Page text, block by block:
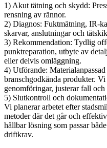
1) Akut tätning och skydd:
rensning av rännor.
2) Diagnos: Fuktmätning, IR-
skarvar, anslutningar och
3) Rekommendation: Tydlig
punktreparation, utbyte av
eller delvis omläggning.
4) Utförande:
branschgodkända produkter.
genomföringar, justerar fall
5) Slutkontroll och
Vi planerar arbetet efter
metoder där det går och
hållbar lösning som passar
driftkrav.